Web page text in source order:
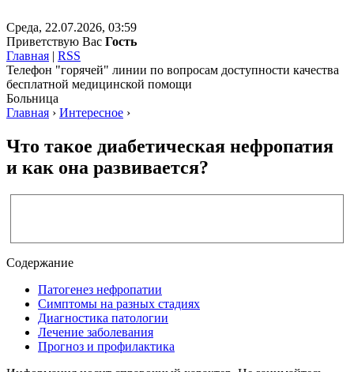
Среда, 22.07.2026, 03:59
Приветствую Вас Гость
Главная | RSS
Телефон "горячей" линии по вопросам доступности качества
бесплатной медицинской помощи
Больница
Главная › Интересное ›
Что такое диабетическая нефропатия
и как она развивается?
Содержание
Патогенез нефропатии
Симптомы на разных стадиях
Диагностика патологии
Лечение заболевания
Прогноз и профилактика